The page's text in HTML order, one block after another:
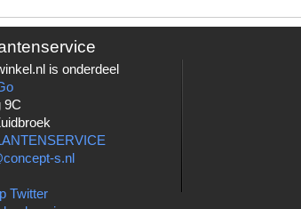
is onderdeel
9C
s.nl
Twitter